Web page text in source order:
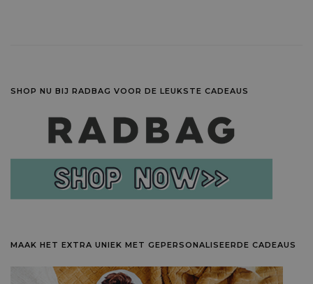
SHOP NU BIJ RADBAG VOOR DE LEUKSTE CADEAUS
MAAK HET EXTRA UNIEK MET GEPERSONALISEERDE CADEAUS